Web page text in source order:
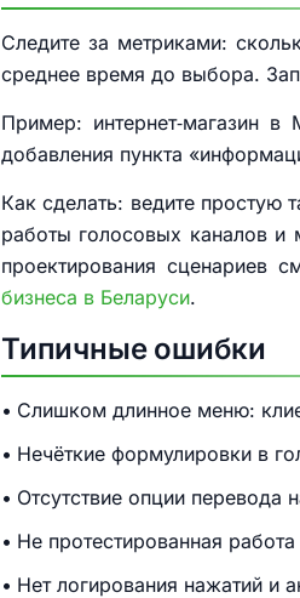
Следите за метриками:
среднее время до выбора.
Пример: интернет‑магазин
добавления пункта
Как сделать: ведите простую
работы голосовых каналов и
проектирования сценариев
бизнеса в Беларуси.
Типичные ошибки
Слишком длинное меню:
Нечёткие формулировки в
Отсутствие опции перевода
Не протестированная
Нет логирования нажатий и